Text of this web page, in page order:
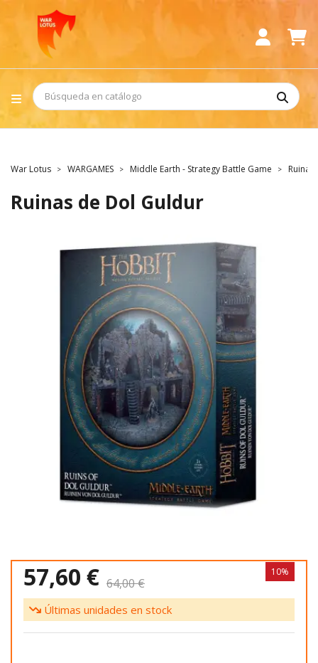
War Lotus WARGAMES Middle Earth - Strategy Battle Game
Ruinas de Dol Guldur
57,60 € 64,00 €
10%
Últimas unidades en stock